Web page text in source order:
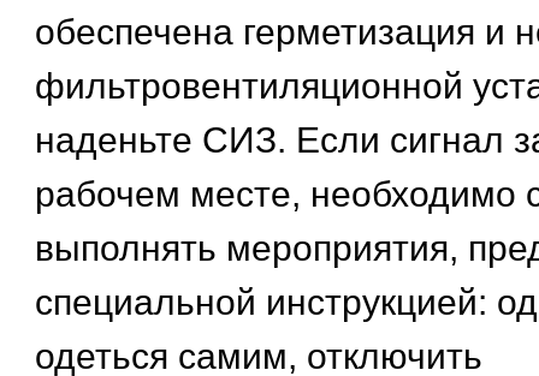
обеспечена герметизация и
фильтровентиляционной
наденьте СИЗ. Если сигнал
рабочем месте, необходимо
выполнять мероприятия,
специальной инструкцией:
одеться самим, отключить